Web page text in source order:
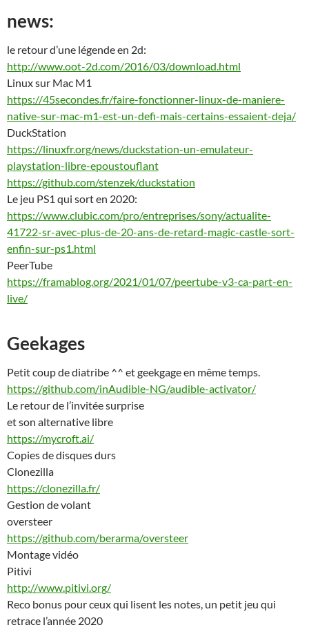
news:
le retour d’une légende en 2d:
http://www.oot-2d.com/2016/03/download.html
Linux sur Mac M1
https://45secondes.fr/faire-fonctionner-linux-de-maniere-
native-sur-mac-m1-est-un-defi-mais-certains-essaient-deja/
DuckStation
https://linuxfr.org/news/duckstation-un-emulateur-
playstation-libre-epoustouflant
https://github.com/stenzek/duckstation
Le jeu PS1 qui sort en 2020:
https://www.clubic.com/pro/entreprises/sony/actualite-
41722-sr-avec-plus-de-20-ans-de-retard-magic-castle-sort-
enfin-sur-ps1.html
PeerTube
https://framablog.org/2021/01/07/peertube-v3-ca-part-en-
live/
Geekages
Petit coup de diatribe ^^ et geekgage en même temps.
https://github.com/inAudible-NG/audible-activator/
Le retour de l’invitée surprise
et son alternative libre
https://mycroft.ai/
Copies de disques durs
Clonezilla
https://clonezilla.fr/
Gestion de volant
oversteer
https://github.com/berarma/oversteer
Montage vidéo
Pitivi
http://www.pitivi.org/
Reco bonus pour ceux qui lisent les notes, un petit jeu qui
retrace l’année 2020